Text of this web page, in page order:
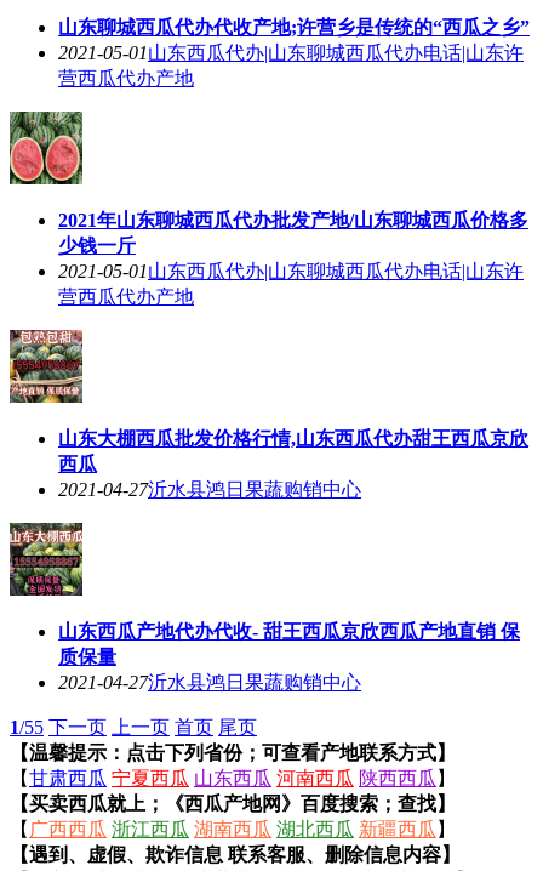
山东聊城西瓜代办代收产地;许营乡是传统的“西瓜之乡”
2021-05-01山东西瓜代办|山东聊城西瓜代办电话|山东许
营西瓜代办产地
2021年山东聊城西瓜代办批发产地/山东聊城西瓜价格多
少钱一斤
2021-05-01山东西瓜代办|山东聊城西瓜代办电话|山东许
营西瓜代办产地
山东大棚西瓜批发价格行情,山东西瓜代办甜王西瓜京欣
西瓜
2021-04-27沂水县鸿日果蔬购销中心
山东西瓜产地代办代收- 甜王西瓜京欣西瓜产地直销 保
质保量
2021-04-27沂水县鸿日果蔬购销中心
1/55 下一页 上一页 首页 尾页
【温馨提示：点击下列省份；可查看产地联系方式】
【甘肃西瓜 宁夏西瓜 山东西瓜 河南西瓜 陕西西瓜 】
【买卖西瓜就上；《西瓜产地网》百度搜索；查找】
【 广西西瓜 浙江西瓜 湖南西瓜 湖北西瓜 新疆西瓜 】
【遇到、虚假、欺诈信息 联系客服、删除信息内容】